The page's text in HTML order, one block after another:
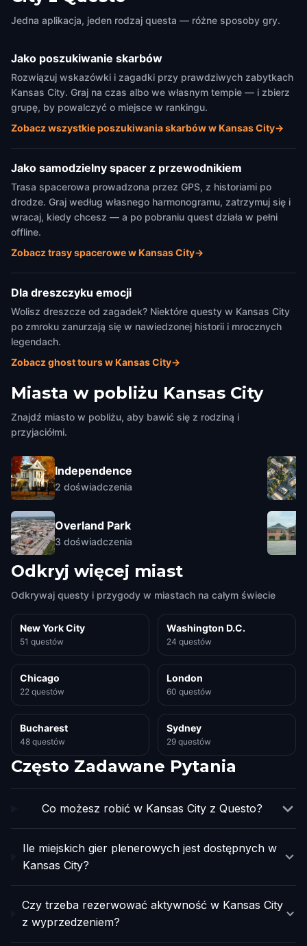
Jedna aplikacja, jeden rodzaj questa — różne sposoby gry.
Jako poszukiwanie skarbów
Rozwiązuj wskazówki i zagadki przy prawdziwych zabytkach
Kansas City. Graj na czas albo we własnym tempie — i zbierz
grupę, by powalczyć o miejsce w rankingu.
Zobacz wszystkie poszukiwania skarbów w Kansas City→
Jako samodzielny spacer z przewodnikiem
Trasa spacerowa prowadzona przez GPS, z historiami po
drodze. Graj według własnego harmonogramu, zatrzymuj się i
wracaj, kiedy chcesz — a po pobraniu quest działa w pełni
offline.
Zobacz trasy spacerowe w Kansas City→
Dla dreszczyku emocji
Wolisz dreszcze od zagadek? Niektóre questy w Kansas City
po zmroku zanurzają się w nawiedzonej historii i mrocznych
legendach.
Zobacz ghost tours w Kansas City→
Miasta w pobliżu Kansas City
Znajdź miasto w pobliżu, aby bawić się z rodziną i
przyjaciółmi.
Independence
2 doświadczenia
Overland Park
3 doświadczenia
Odkryj więcej miast
Odkrywaj questy i przygody w miastach na całym świecie
New York City
51 questów
Washington D.C.
24 questów
Chicago
22 questów
London
60 questów
Bucharest
48 questów
Sydney
29 questów
Często Zadawane Pytania
Co możesz robić w Kansas City z Questo?
Ile miejskich gier plenerowych jest dostępnych w
Kansas City?
Czy trzeba rezerwować aktywność w Kansas City
z wyprzedzeniem?